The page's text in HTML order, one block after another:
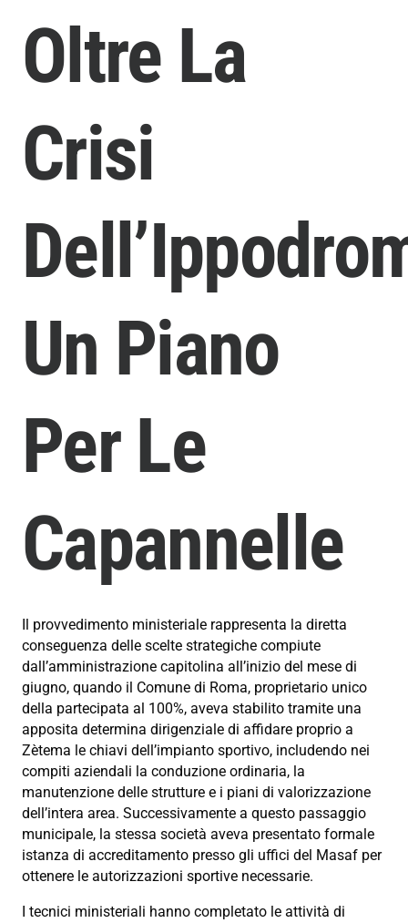
Oltre La
Crisi
Un Piano
Per Le
Capannelle
Il provvedimento ministeriale rappresenta la diretta
conseguenza delle scelte strategiche compiute
dall’amministrazione capitolina all’inizio del mese di
giugno, quando il Comune di Roma, proprietario unico
della partecipata al 100%, aveva stabilito tramite una
apposita determina dirigenziale di affidare proprio a
Zètema le chiavi dell’impianto sportivo, includendo nei
compiti aziendali la conduzione ordinaria, la
manutenzione delle strutture e i piani di valorizzazione
dell’intera area. Successivamente a questo passaggio
municipale, la stessa società aveva presentato formale
istanza di accreditamento presso gli uffici del Masaf per
ottenere le autorizzazioni sportive necessarie.
I tecnici ministeriali hanno completato le attività di